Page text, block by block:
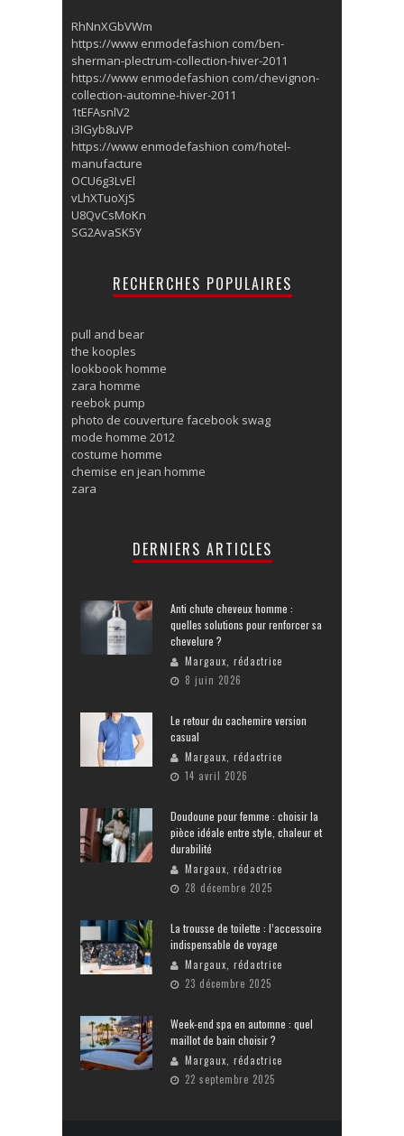
RhNnXGbVWm
https://www enmodefashion com/ben-
sherman-plectrum-collection-hiver-2011
https://www enmodefashion com/chevignon-
collection-automne-hiver-2011
1tEFAsnlV2
i3IGyb8uVP
https://www enmodefashion com/hotel-
manufacture
OCU6g3LvEl
vLhXTuoXjS
U8QvCsMoKn
SG2AvaSK5Y
RECHERCHES POPULAIRES
pull and bear
the kooples
lookbook homme
zara homme
reebok pump
photo de couverture facebook swag
mode homme 2012
costume homme
chemise en jean homme
zara
DERNIERS ARTICLES
Anti chute cheveux homme :
quelles solutions pour renforcer sa
chevelure ?
Margaux, rédactrice
8 juin 2026
Le retour du cachemire version
casual
Margaux, rédactrice
14 avril 2026
Doudoune pour femme : choisir la
pièce idéale entre style, chaleur et
durabilité
Margaux, rédactrice
28 décembre 2025
La trousse de toilette : l’accessoire
indispensable de voyage
Margaux, rédactrice
23 décembre 2025
Week-end spa en automne : quel
maillot de bain choisir ?
Margaux, rédactrice
22 septembre 2025